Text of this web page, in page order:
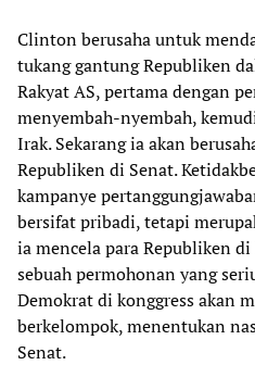
Clinton berusaha untuk
tukang gantung Republiken
Rakyat AS, pertama dengan
menyembah-nyembah,
Irak. Sekarang ia akan
Republiken di Senat.
kampanye
bersifat pribadi, tetapi
ia mencela para Republiken
sebuah permohonan yang
Demokrat di konggress akan
berkelompok, menentukan
Senat.